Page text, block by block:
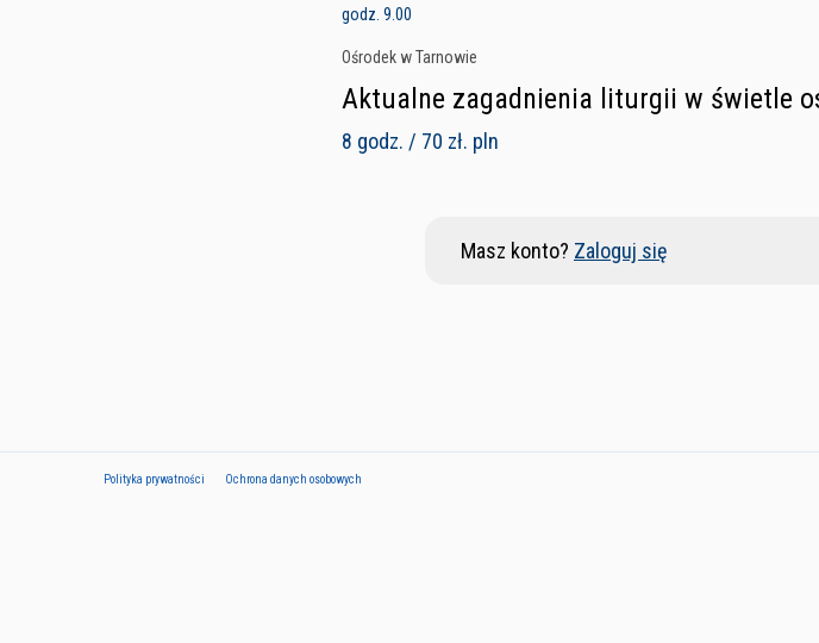
godz. 9.00
Ośrodek w Tarnowie
Aktualne zagadnienia liturgii w świetle
8 godz. / 70 zł. pln
Masz konto? Zaloguj się
Polityka prywatności Ochrona danych osobowych